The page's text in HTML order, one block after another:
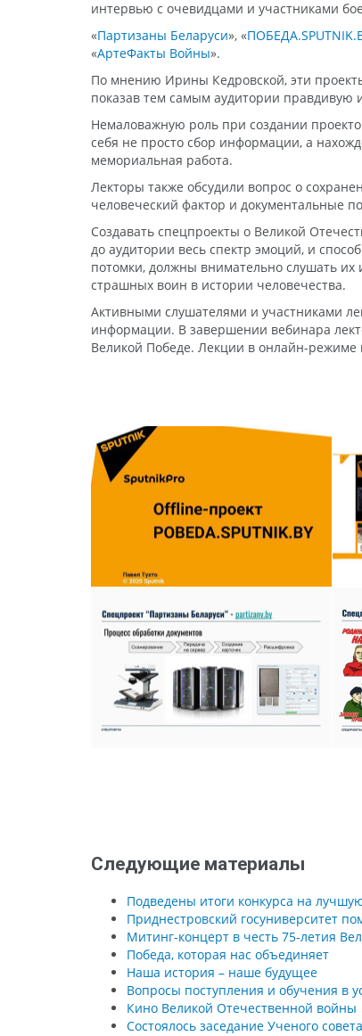
интервью с очевидцами и участниками
«Партизаны Беларуси», «
«АртеФакты Войны».
По мнению Ирины Кедровской, эти
показав тем самым аудитории
Немаловажную роль при создании
себя не просто сбор информации, а
мемориальная работа.
Лекторы также обсудили вопрос о
человеческий фактор и документальные
Создавать спецпроекты о Великой
до аудитории весь спектр эмоций, и
потомки, должны внимательно слушать
страшных воин в истории человечества.
Активными слушателями и участниками
информации. В завершении вебинара
Великой Победе. Лекции в онлайн-
Следующие материалы
Подведены итоги конкурса на
Приднестровский госуниверситет
Митинг-концерт в честь 75-летия
Победа, которая нас объединяет
Наша история – наше будущее
Вопросы поступления и обучения в
Кино Великой Отечественной войны
Состоялось заседание Ученого совета